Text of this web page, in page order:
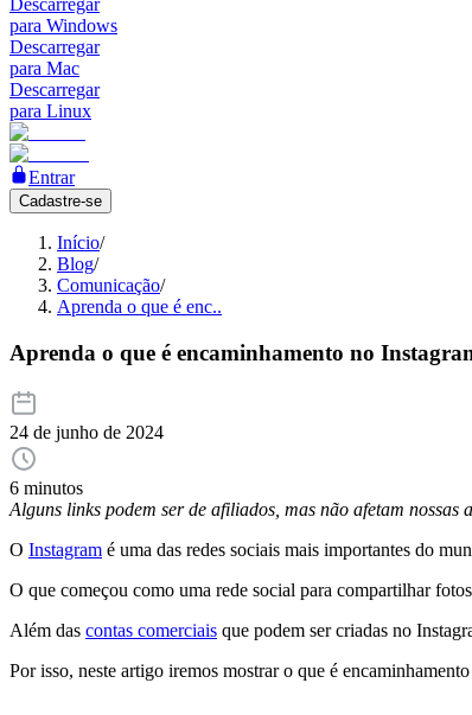
Descarregar
para Windows
Descarregar
para Mac
Descarregar
para Linux
Entrar
Cadastre-se
Início/
Blog/
Comunicação/
Aprenda o que é enc..
Aprenda o que é encaminhamento no
24 de junho de 2024
6 minutos
Alguns links podem ser de afiliados, mas não afetam nossas
O Instagram é uma das redes sociais mais importantes do
O que começou como uma rede social para compartilhar
Além das contas comerciais que podem ser criadas no
Por isso, neste artigo iremos mostrar o que é